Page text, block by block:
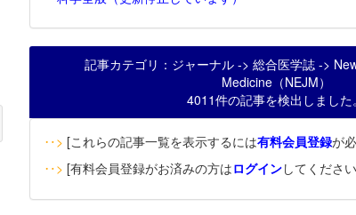
記事カテゴリ：ジャーナル -> 総合医学誌 ->
Medicine（NEJM）
4011件の記事を検出しました。
‥> [これらの記事一覧を表示するには有料会員登録が
‥> [有料会員登録がお済みの方はログインしてくださ